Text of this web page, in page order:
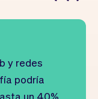
y redes
podría
un 40%.